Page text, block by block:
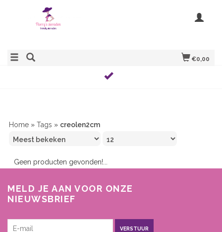
€0,00
Home » Tags » creolen2cm
Geen producten gevonden!...
MELD JE AAN VOOR ONZE
NIEUWSBRIEF
VERSTUUR